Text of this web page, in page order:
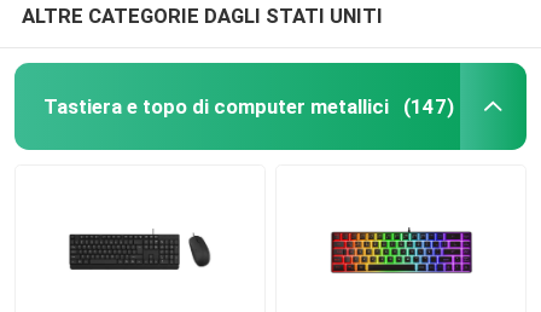
Cassa del computer
ALTRE CATEGORIE DAGLI STATI UNITI
Tastiera e topo di computer metallici (147)